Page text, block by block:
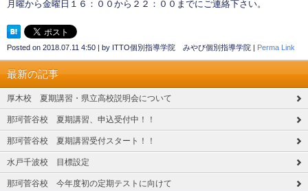
月曜から金曜日１６：００から２２：００までにご連絡下さい。
Posted on 2018.07.11 4:50 by ITTO個別指導学院 みやび個別指導学院 Perma Link
最新の記事
厚木校 夏期講習・県立高校説明会について
那珂菅谷校 夏期講習、申込受付中！！
那珂菅谷校 夏期講習受付スタート！！
水戸千波校 目標設定
那珂菅谷校 今年度初の定期テストに向けて